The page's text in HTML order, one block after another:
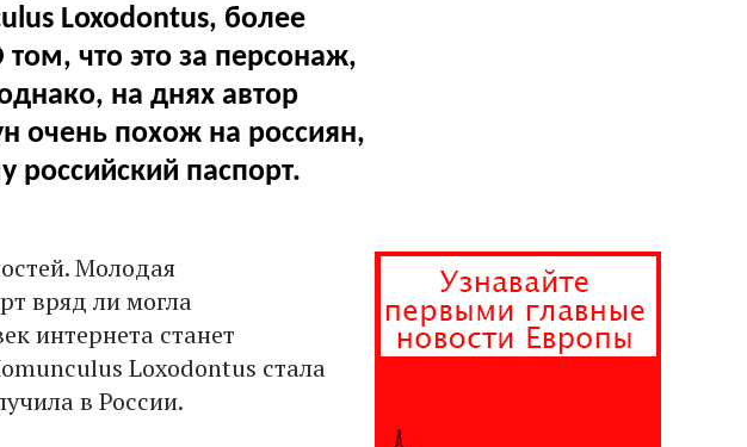
Loxodontus, более
что это за персонаж,
на днях автор
очень похож на россиян,
паспорт.
Молодая
вряд ли могла
интернета станет
Loxodontus стала
в России.